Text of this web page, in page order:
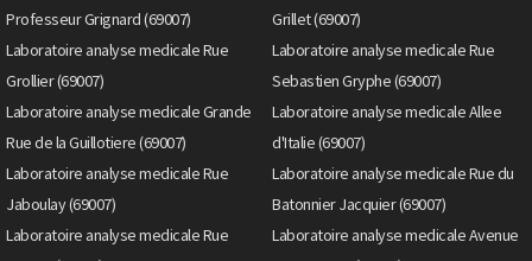
Professeur Grignard (69007)
Grillet (69007)
Laboratoire analyse medicale Rue
Grollier (69007)
Laboratoire analyse medicale Rue
Sebastien Gryphe (69007)
Laboratoire analyse medicale Grande
Rue de la Guillotiere (69007)
Laboratoire analyse medicale Allee
d'Italie (69007)
Laboratoire analyse medicale Rue
Jaboulay (69007)
Laboratoire analyse medicale Rue du
Batonnier Jacquier (69007)
Laboratoire analyse medicale Rue
Laboratoire analyse medicale Avenue